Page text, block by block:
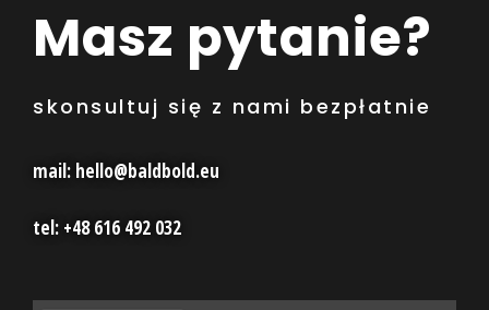
Masz pytanie?
skonsultuj się z nami bezpłatnie
mail: hello@baldbold.eu
tel: +48 616 492 032